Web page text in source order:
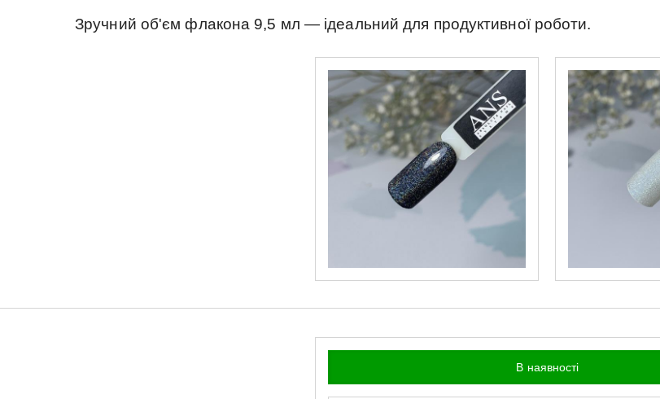
Зручний об'єм флакона 9,5 мл — ідеальний для продуктивної роботи.
В наявності